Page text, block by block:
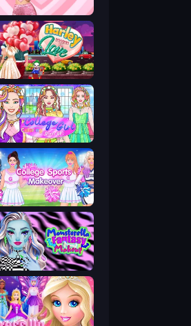
What's In My Bag
Harley Learns To Love
College Girl Coloring Dress Up
College Sport Team Makeover
Monsterella Fantasy Makeup